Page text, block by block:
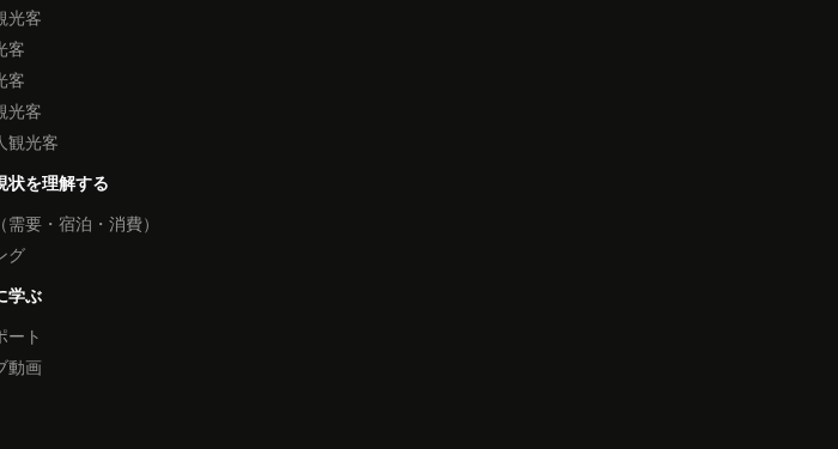
光客
客
客
光客
観光客
状を理解する
要・宿泊・消費）
グ
学ぶ
ート
動画